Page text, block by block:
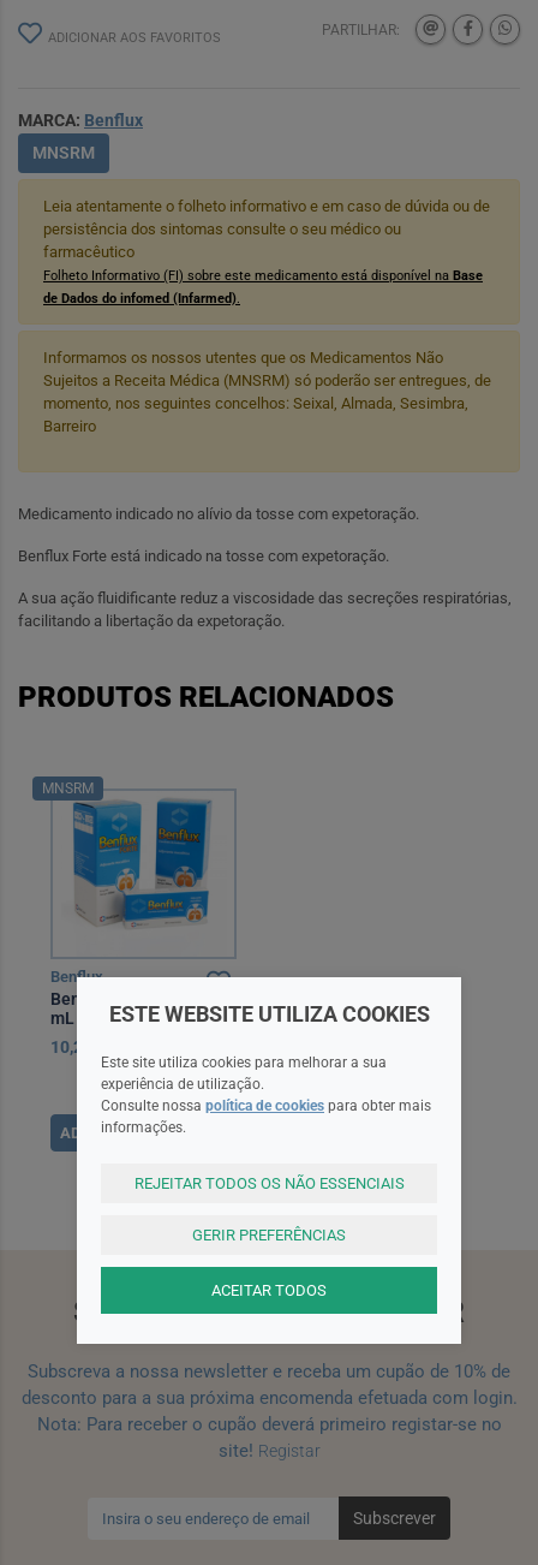
ADICIONAR AOS FAVORITOS PARTILHAR:
MARCA: Benflux
MNSRM
Leia atentamente o folheto informativo e em caso de dúvida ou de
persistência dos sintomas consulte o seu médico ou
farmacêutico
Folheto Informativo (FI) sobre este medicamento está disponível na Base
de Dados do infomed (Infarmed)
Informamos os nossos utentes que os Medicamentos Não
Sujeitos a Receita Médica (MNSRM) só poderão ser entregues, de
momento, nos seguintes concelhos: Seixal, Almada, Sesimbra,
Barreiro
Medicamento indicado no alívio da tosse com expetoração.
Benflux Forte está indicado na tosse com expetoração.
A sua ação fluidificante reduz a viscosidade das secreções respiratórias,
facilitando a libertação da expetoração.
PRODUTOS RELACIONADOS
MNSRM
Benflux
Benflux, 3 mg/mL-200
mL x 1 xar mL
10,25EUR
ADICIONAR
SUBSCREVA A NEWSLETTER
Subscreva a nossa newsletter e receba um cupão de 10% de
desconto para a sua próxima encomenda efetuada com login.
Nota: Para receber o cupão deverá primeiro registar-se no
site! Registar
Subscrever
ESTE WEBSITE UTILIZA COOKIES
Este site utiliza cookies para melhorar a sua
experiência de utilização.
Consulte nossa política de cookies para obter mais
informações.
REJEITAR TODOS OS NÃO ESSENCIAIS
GERIR PREFERÊNCIAS
ACEITAR TODOS